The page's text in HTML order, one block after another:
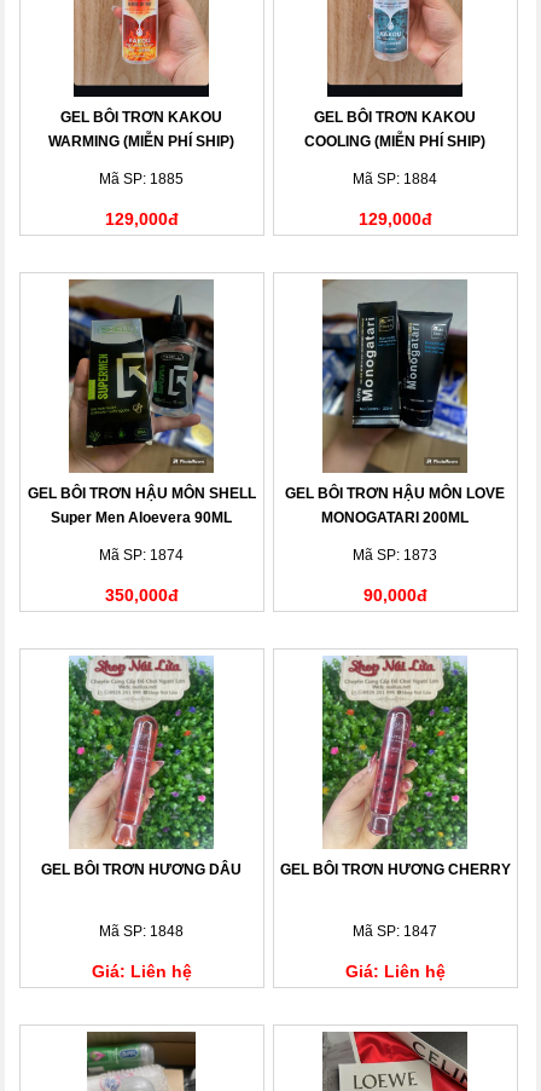
GEL BÔI TRƠN KAKOU
WARMING (MIỄN PHÍ SHIP)
Mã SP: 1885
129,000đ
GEL BÔI TRƠN KAKOU
COOLING (MIỄN PHÍ SHIP)
Mã SP: 1884
129,000đ
GEL BÔI TRƠN HẬU MÔN SHELL
Super Men Aloevera 90ML
Mã SP: 1874
350,000đ
GEL BÔI TRƠN HẬU MÔN LOVE
MONOGATARI 200ML
Mã SP: 1873
90,000đ
GEL BÔI TRƠN HƯƠNG DÂU
Mã SP: 1848
Giá: Liên hệ
GEL BÔI TRƠN HƯƠNG CHERRY
Mã SP: 1847
Giá: Liên hệ